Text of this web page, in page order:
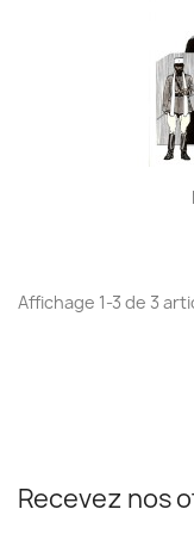
Affichage 1-3 de 3
Recevez nos